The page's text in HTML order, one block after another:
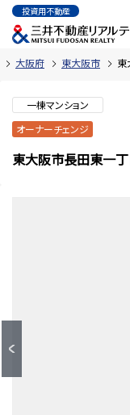
投資用不動産
大阪府 東大阪市 東
一棟マンション
オーナーチェンジ
東大阪市長田東一丁